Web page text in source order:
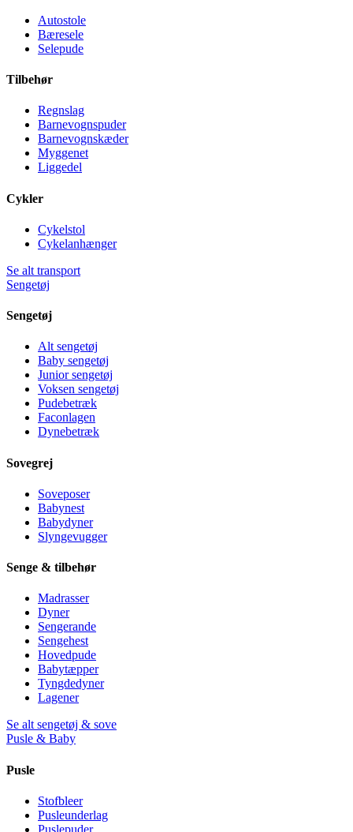
Autostole
Bæresele
Selepude
Tilbehør
Regnslag
Barnevognspuder
Barnevognskæder
Myggenet
Liggedel
Cykler
Cykelstol
Cykelanhænger
Se alt transport
Sengetøj
Sengetøj
Alt sengetøj
Baby sengetøj
Junior sengetøj
Voksen sengetøj
Pudebetræk
Faconlagen
Dynebetræk
Sovegrej
Soveposer
Babynest
Babydyner
Slyngevugger
Senge & tilbehør
Madrasser
Dyner
Sengerande
Sengehest
Hovedpude
Babytæpper
Tyngdedyner
Lagener
Se alt sengetøj & sove
Pusle & Baby
Pusle
Stofbleer
Pusleunderlag
Puslepuder